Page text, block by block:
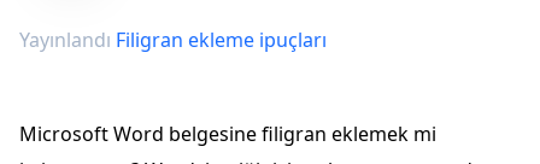
Yayınlandı Filigran ekleme ipuçları
Microsoft Word belgesine filigran eklemek mi